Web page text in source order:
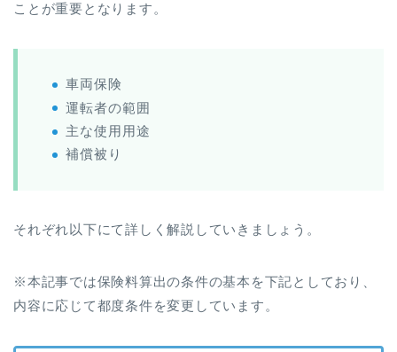
ことが重要となります。
車両保険
運転者の範囲
主な使用用途
補償被り
それぞれ以下にて詳しく解説していきましょう。
※本記事では保険料算出の条件の基本を下記としており、
内容に応じて都度条件を変更しています。